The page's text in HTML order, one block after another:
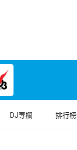
DJ專欄 排行榜